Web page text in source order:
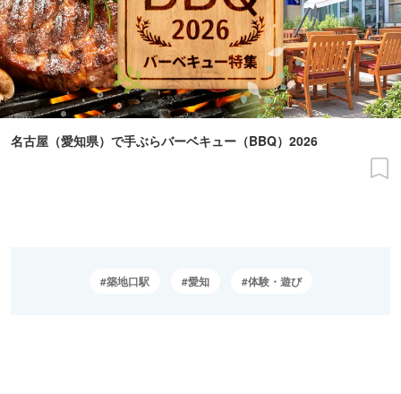
名古屋（愛知県）で手ぶらバーベキュー（BBQ）2026
築地口駅 愛知 体験・遊び